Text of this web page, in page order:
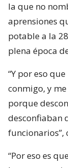
la que no
aprensiones
potable a la
plena época
“Y por eso
conmigo, y
porque
desconfiaban
funcionarios”,
“Por eso es